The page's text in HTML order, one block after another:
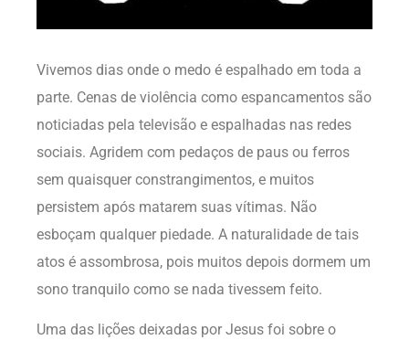
Vivemos dias onde o medo é espalhado em toda a
parte. Cenas de violência como espancamentos são
noticiadas pela televisão e espalhadas nas redes
sociais. Agridem com pedaços de paus ou ferros
sem quaisquer constrangimentos, e muitos
persistem após matarem suas vítimas. Não
esboçam qualquer piedade. A naturalidade de tais
atos é assombrosa, pois muitos depois dormem um
sono tranquilo como se nada tivessem feito.
Uma das lições deixadas por Jesus foi sobre o